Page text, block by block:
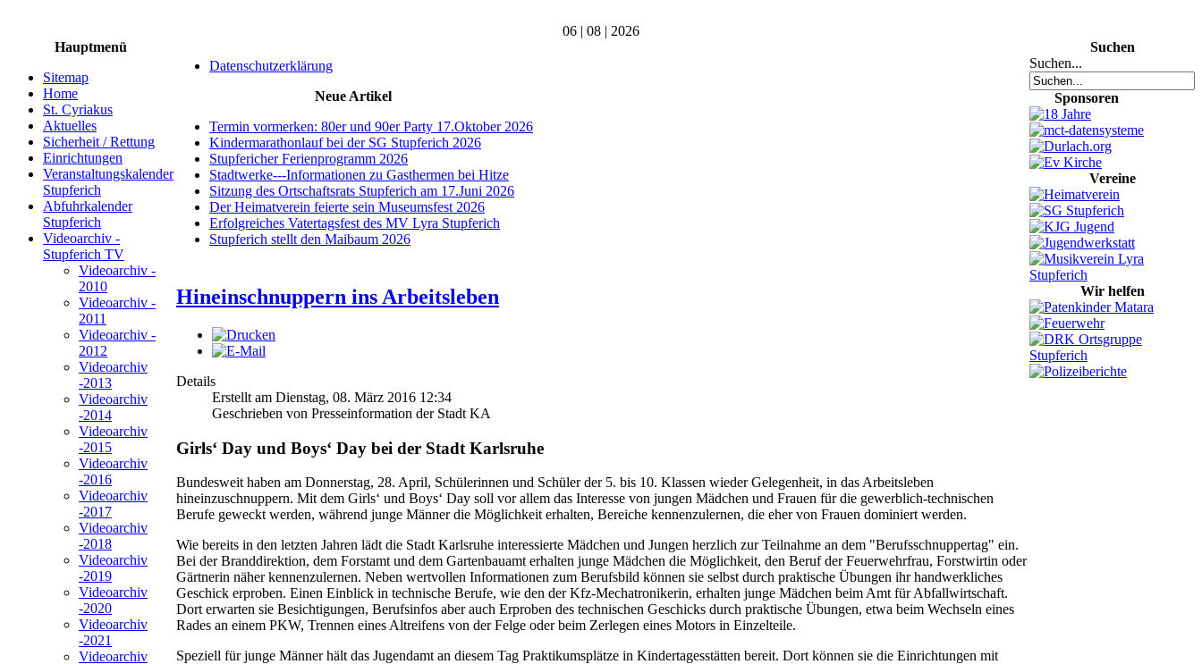
06 | 08 | 2026
Hauptmenü
Sitemap
Home
St. Cyriakus
Aktuelles
Sicherheit / Rettung
Einrichtungen
Veranstaltungskalender
Stupferich
Abfuhrkalender
Stupferich
Videoarchiv -
Stupferich TV
Videoarchiv -
2010
Videoarchiv -
2011
Videoarchiv -
2012
Videoarchiv
-2013
Videoarchiv
-2014
Videoarchiv
-2015
Videoarchiv
-2016
Videoarchiv
-2017
Videoarchiv
-2018
Videoarchiv
-2019
Videoarchiv
-2020
Videoarchiv
-2021
Videoarchiv
Datenschutzerklärung
Neue Artikel
Termin vormerken: 80er und 90er Party 17.Oktober 2026
Kindermarathonlauf bei der SG Stupferich 2026
Stupfericher Ferienprogramm 2026
Stadtwerke---Informationen zu Gasthermen bei Hitze
Sitzung des Ortschaftsrats Stupferich am 17.Juni 2026
Der Heimatverein feierte sein Museumsfest 2026
Erfolgreiches Vatertagsfest des MV Lyra Stupferich
Stupferich stellt den Maibaum 2026
Hineinschnuppern ins Arbeitsleben
Details
Erstellt am Dienstag, 08. März 2016 12:34
Geschrieben von Presseinformation der Stadt KA
Girls‘ Day und Boys‘ Day bei der Stadt Karlsruhe
Bundesweit haben am Donnerstag, 28. April, Schülerinnen und Schüler der 5. bis 10. Klassen wieder Gelegenheit, in das Arbeitsleben
hineinzuschnuppern. Mit dem Girls‘ und Boys‘ Day soll vor allem das Interesse von jungen Mädchen und Frauen für die gewerblich-technischen
Berufe geweckt werden, während junge Männer die Möglichkeit erhalten, Bereiche kennenzulernen, die eher von Frauen dominiert werden.
Wie bereits in den letzten Jahren lädt die Stadt Karlsruhe interessierte Mädchen und Jungen herzlich zur Teilnahme an dem "Berufsschnuppertag" ein.
Bei der Branddirektion, dem Forstamt und dem Gartenbauamt erhalten junge Mädchen die Möglichkeit, den Beruf der Feuerwehrfrau, Forstwirtin oder
Gärtnerin näher kennenzulernen. Neben wertvollen Informationen zum Berufsbild können sie selbst durch praktische Übungen ihr handwerkliches
Geschick erproben. Einen Einblick in technische Berufe, wie den der Kfz-Mechatronikerin, erhalten junge Mädchen beim Amt für Abfallwirtschaft.
Dort erwarten sie Besichtigungen, Berufsinfos aber auch Erproben des technischen Geschicks durch praktische Übungen, etwa beim Wechseln eines
Rades an einem PKW, Trennen eines Altreifens von der Felge oder beim Zerlegen eines Motors in Einzelteile.
Speziell für junge Männer hält das Jugendamt an diesem Tag Praktikumsplätze in Kindertagesstätten bereit. Dort können sie die Einrichtungen mit
Suchen
Suchen...
Sponsoren
Vereine
Wir helfen